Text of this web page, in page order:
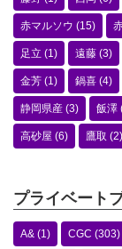
赤マルソウ (15)
足立 (1) 遠藤 (3)
金芳 (1) 鍋喜 (4)
静岡県産 (3) 飯澤
高砂屋 (6) 鷹取 (2)
プライベート
A& (1) CGC (303)